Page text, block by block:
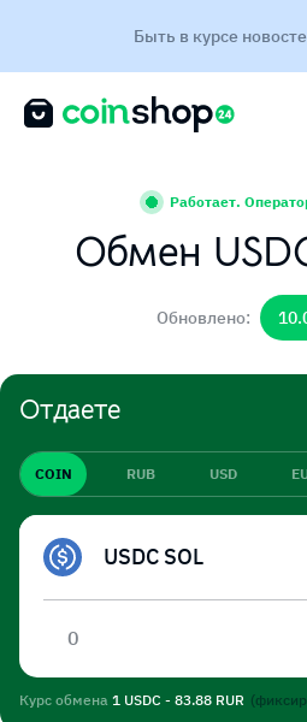
Быть в курсе
Работает.
Обмен
Обновлено:
Отдаете
COIN RUB USD
USDC SOL
Курс обмена 1 USDC - 83.88 RUR